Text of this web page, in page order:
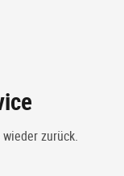
zurück.